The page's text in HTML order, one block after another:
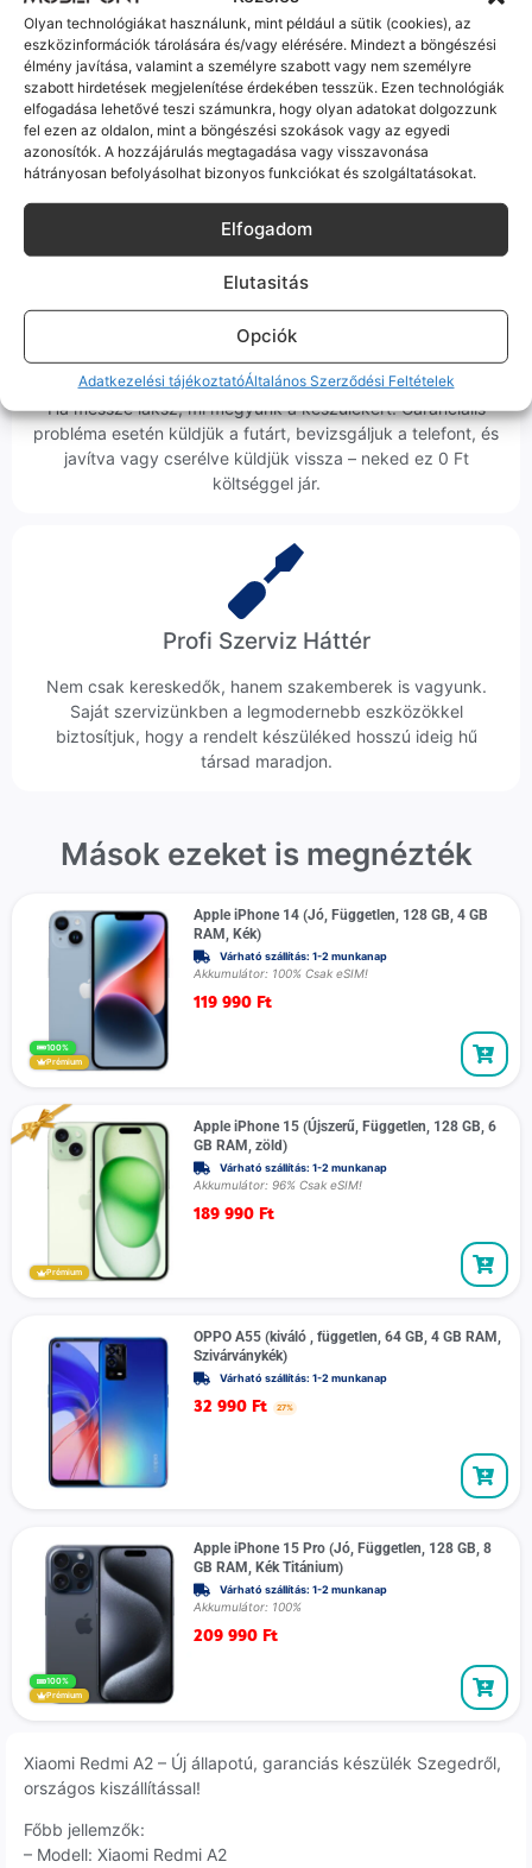
Olyan technológiákat használunk, mint például a sütik (cookies), az
eszközinformációk tárolására és/vagy elérésére. Mindezt a böngészési
élmény javítása, valamint a személyre szabott vagy nem személyre
szabott hirdetések megjelenítése érdekében tesszük. Ezen technológiák
elfogadása lehetővé teszi számunkra, hogy olyan adatokat dolgozzunk
fel ezen az oldalon, mint a böngészési szokások vagy az egyedi
azonosítók. A hozzájárulás megtagadása vagy visszavonása
hátrányosan befolyásolhat bizonyos funkciókat és szolgáltatásokat.
Elfogadom
Elutasitás
Opciók
Adatkezelési tájékoztatóÁltalános Szerződési Feltételek
Korrekt Ügyintézés
Hibázni emberi dolog, de a felelősségvállalás nálunk alap.
Ha ritkán előfordul egy hiba, nem kifogásokat keresünk,
hanem megoldást. Szakértő kollégáink azonnal kézbe
veszik az ügyedet.
Ingyenes Futár & Szerviz
Ha messze laksz, mi megyünk a készülékért. Garanciális
probléma esetén küldjük a futárt, bevizsgáljuk a telefont, és
javítva vagy cserélve küldjük vissza – neked ez 0 Ft
költséggel jár.
Profi Szerviz Háttér
Nem csak kereskedők, hanem szakemberek is vagyunk.
Saját szervizünkben a legmodernebb eszközökkel
biztosítjuk, hogy a rendelt készüléked hosszú ideig hű
társad maradjon.
Mások ezeket is megnézték
100%
Prémium
Apple iPhone 14 (Jó, Független, 128 GB, 4 GB
RAM, Kék)
Várható szállítás: 1-2 munkanap
Akkumulátor: 100% Csak eSIM!
119 990 Ft
Prémium
Apple iPhone 15 (Újszerű, Független, 128 GB, 6
GB RAM, zöld)
Várható szállítás: 1-2 munkanap
Akkumulátor: 96% Csak eSIM!
189 990 Ft
OPPO A55 (kiváló , független, 64 GB, 4 GB RAM,
Szivárványkék)
Várható szállítás: 1-2 munkanap
32 990 Ft 27%
100%
Prémium
Apple iPhone 15 Pro (Jó, Független, 128 GB, 8
GB RAM, Kék Titánium)
Várható szállítás: 1-2 munkanap
Akkumulátor: 100%
209 990 Ft
Xiaomi Redmi A2 – Új állapotú, garanciás készülék Szegedről,
országos kiszállítással!
Főbb jellemzők:
– Modell: Xiaomi Redmi A2